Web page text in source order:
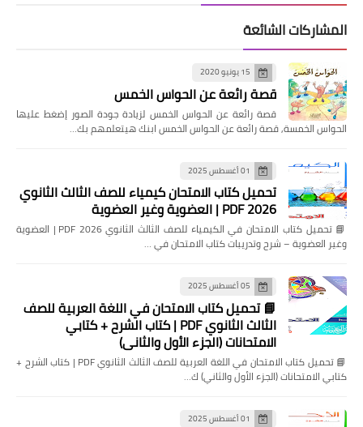
المشاركات الشائعة
15 يونيو 2020
قصة رائعة عن الحواس الخمس
قصة رائعة عن الحواس الخمس لزيادة جودة الصور إضغط عليها
الحواس الخمسة, قصة رائعة عن الحواس الخمس ابنك هيتعلمهم بك…
01 أغسطس 2025
تحميل كتاب الامتحان كيمياء للصف الثالث الثانوي
2026 PDF | العضوية وغير العضوية
📘 تحميل كتاب الامتحان في الكيمياء للصف الثالث الثانوي 2026 PDF | العضوية
وغير العضوية – شرح وتدريبات كتاب الامتحان في …
05 أغسطس 2025
📘 تحميل كتاب الامتحان في اللغة العربية للصف
الثالث الثانوي PDF | كتاب الشرح + كتابي
الامتحانات (الجزء الأول والثاني)
📘 تحميل كتاب الامتحان في اللغة العربية للصف الثالث الثانوي PDF | كتاب الشرح +
كتابي الامتحانات (الجزء الأول والثاني) ك…
01 أغسطس 2025